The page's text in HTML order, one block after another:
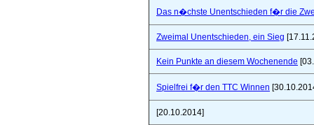
Das n�chste Unentschieden f�r die
Zweimal Unentschieden, ein Sieg
Kein Punkte an diesem Wochenende
Spielfrei f�r den TTC Winnen
[20.10.2014]